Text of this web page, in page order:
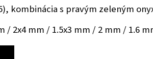
kombinácia s pravým zeleným
/ 2x4 mm / 1.5x3 mm / 2 mm / 1.6